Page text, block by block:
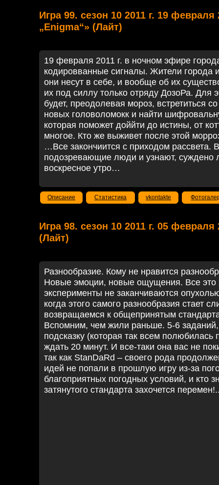
Игра 99. сезон 10 2011 г. 19
„Enigma“» (Лайт)
19 февраля 2011 г. в ночном эфире
кодировванные сигналы. Жители города
они несут в себе, и вообще об их
их под силлу только отряду ДозоРа. Для
будет, преодолевая мороз, встретиться
новых головоломокк и найти
которая поможет доййти до истины, от
многое. Кто же выживет после этой
…Все закончиится с приходом рассвета.
подозревающие люди и узнают, суждено
воскресное утро…
Описание Статистика vkontakte
Игра 98. сезон 10 2011 г. 05
(Лайт)
Разнообразие. Кому не нравится
Новые эмоции, новые ощущения. Все это
эксперименты не заканчиваются
когда этого самого разнообразия стает
возвращаемся к общепринятым
Вспомним, чем жили раньше. 5-6 заданий,
подсказку (которая так всем
ждать 20 минут. И все-таки она вас не
так как StanDaRd – своего рода
идей не попали в прошлую игру из-за
благоприятных погодных условий, и кто
затянутого стандарта захочется